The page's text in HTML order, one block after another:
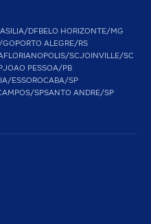
DFBELO HORIZONTE/MG
GOPORTO ALEGRE/RS
FLORIANOPOLIS/SCJOINVILLE/SC
JOAO PESSOA/PB
ESSOROCABA/SP
SPSANTO ANDRE/SP